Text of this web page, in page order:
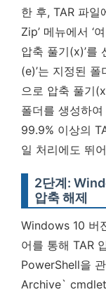
한 후, TAR 파일
Zip’ 메뉴에서 ‘
압축 풀기(x)’를
(e)’는 지정된
으로 압축 풀기
폴더를 생성하
99.9% 이상의
일 처리에도 뛰
2단계:
압축 해제
Windows 10 버
어를 통해 TAR
PowerShell을
Archive`